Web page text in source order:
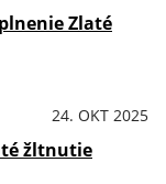
Zlaté
24. OKT 2025
žltnutie